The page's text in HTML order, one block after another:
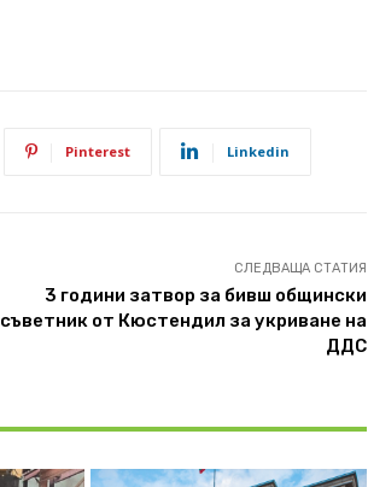
Pinterest Linkedin
СЛЕДВАЩА СТАТИЯ
3 години затвор за бивш общински
съветник от Кюстендил за укриване на
ДДС